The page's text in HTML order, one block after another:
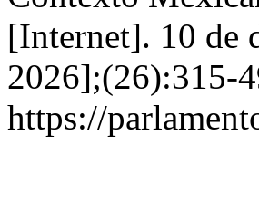
[Internet]. 10 de
2026];(26):315-
https://